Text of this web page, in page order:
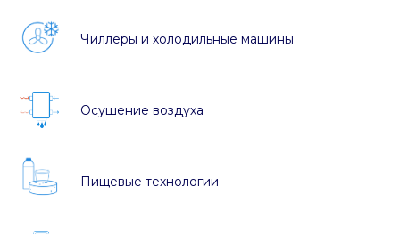
Чиллеры и холодильные машины
Осушение воздуха
Пищевые технологии